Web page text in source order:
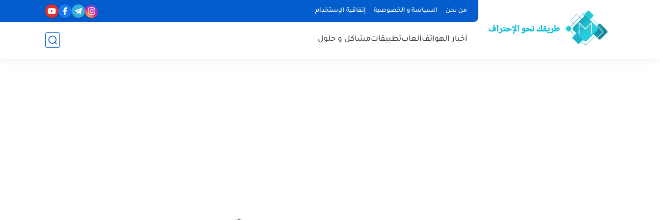
من نحن السياسة و الخصوصية إتفاقية الإستخدام
أخبار الهواتفألعابتطبيقاتمشاكل و حلول